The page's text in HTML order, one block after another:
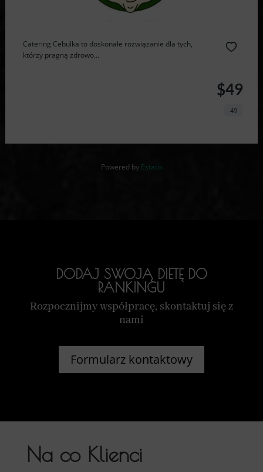
Catering Cebulka to doskonałe rozwiązanie dla tych,
którzy pragną zdrowo...
$49
49
Powered by Estatik
DODAJ SWOJĄ DIETĘ DO
RANKINGU
Rozpocznijmy współpracę, skontaktuj się z
nami
Formularz kontaktowy
Na co Klienci